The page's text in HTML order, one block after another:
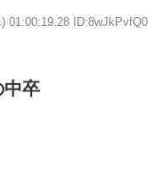
) 01:00:19.28 ID:8wJkPvfQ0
中卒